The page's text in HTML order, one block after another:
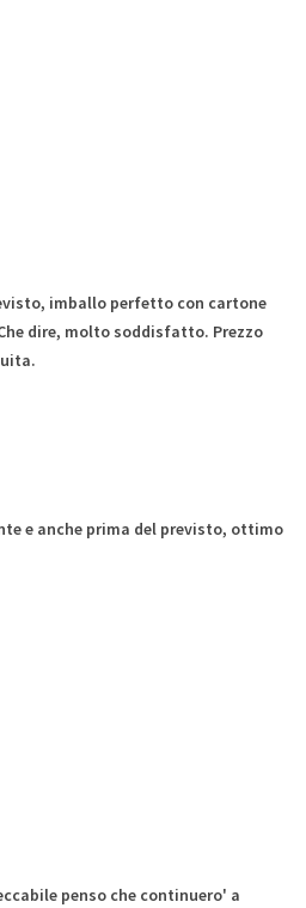
imballo perfetto con cartone
dire, molto soddisfatto. Prezzo
e anche prima del previsto, ottimo
penso che continuero' a